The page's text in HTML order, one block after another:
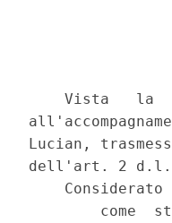
Vista   la
Lucian,
dell'art. 2 d.l.
Considerato
come